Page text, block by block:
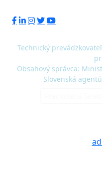
Technický
Obsahový správca:
Slovenská